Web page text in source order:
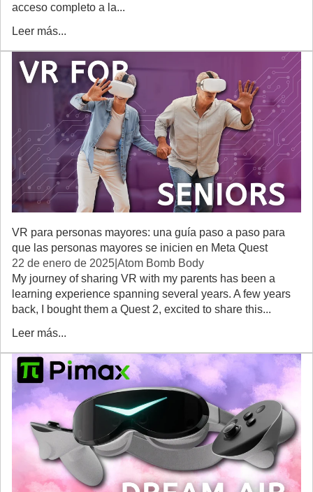
acceso completo a la...
Leer más...
VR para personas mayores: una guía paso a paso para
que las personas mayores se inicien en Meta Quest
22 de enero de 2025 Atom Bomb Body
My journey of sharing VR with my parents has been a
learning experience spanning several years. A few years
back, I bought them a Quest 2, excited to share this...
Leer más...